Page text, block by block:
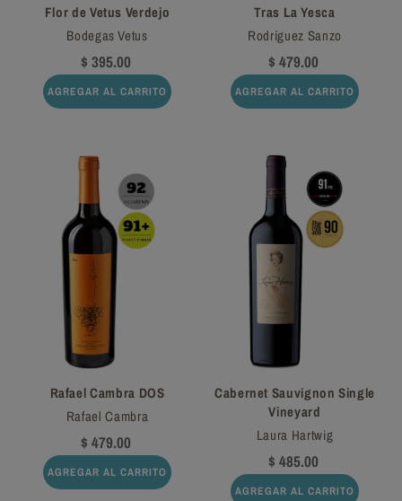
Flor de Vetus Verdejo
Bodegas Vetus
$ 395.00
AGREGAR AL CARRITO
Tras La Yesca
Rodríguez Sanzo
$ 479.00
AGREGAR AL CARRITO
Rafael Cambra DOS
Rafael Cambra
$ 479.00
AGREGAR AL CARRITO
Cabernet Sauvignon Single
Vineyard
Laura Hartwig
$ 485.00
AGREGAR AL CARRITO